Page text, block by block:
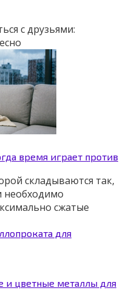
с друзьями:
время играет против
складываются так,
необходимо
сжатые
для
и цветные металлы для